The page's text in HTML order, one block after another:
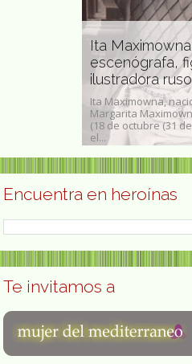
Ita Maximowna
escenógrafa,
ilustradora
Ita Maximowna,
Margarita
(18 de octubre (31
el...
Encuentra en heroínas
Te invitamos a